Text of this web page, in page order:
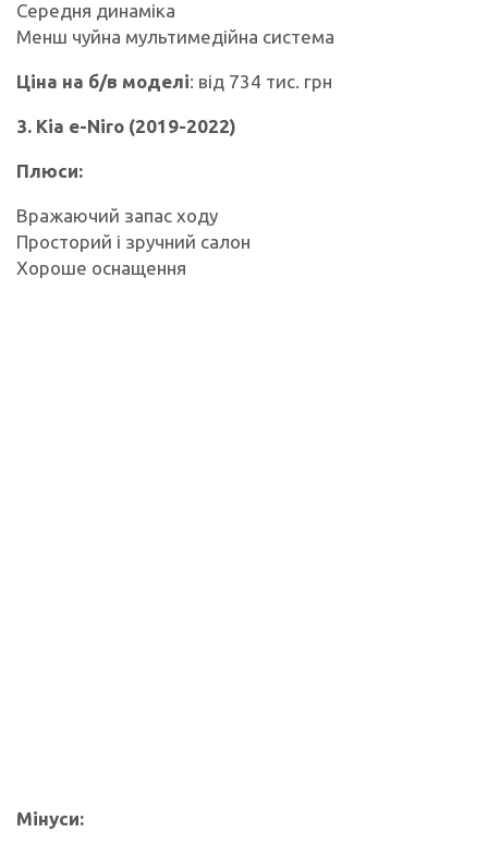
Середня динаміка
Менш чуйна мультимедійна система
Ціна на б/в моделі: від 734 тис. грн
3. Kia e-Niro (2019-2022)
Плюси:
Вражаючий запас ходу
Просторий і зручний салон
Хороше оснащення
Мінуси: